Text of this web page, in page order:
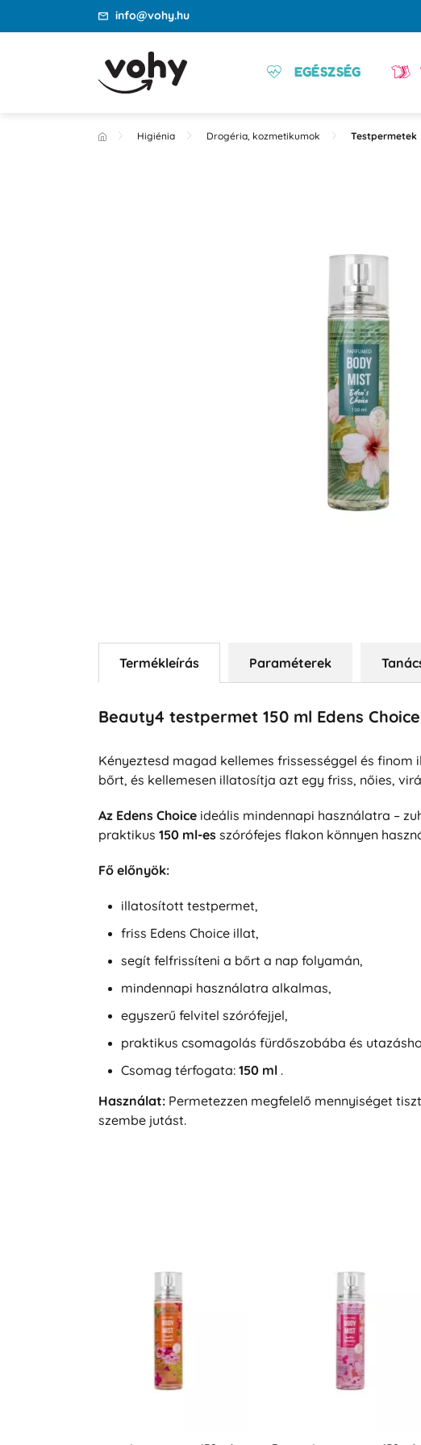
info@vohy.hu
EGÉSZSÉG
Higiénia Drogéria, kozmetikumok Testpermetek
Termékleírás Paraméterek
Beauty4 testpermet 150 ml Edens
Kényeztesd magad kellemes frissességgel és finom
bőrt, és kellemesen illatosítja azt egy friss, nőies,
Az Edens Choiceideális mindennapi használatra –
praktikus 150 ml-esszórófejes flakon könnyen
Fő előnyök:
illatosított testpermet,
friss Edens Choice illat,
segít felfrissíteni a bőrt a nap folyamán,
mindennapi használatra alkalmas,
egyszerű felvitel szórófejjel,
praktikus csomagolás fürdőszobába és
Csomag térfogata: 150 ml.
Használat:Permetezzen megfelelő mennyiséget
szembe jutást.